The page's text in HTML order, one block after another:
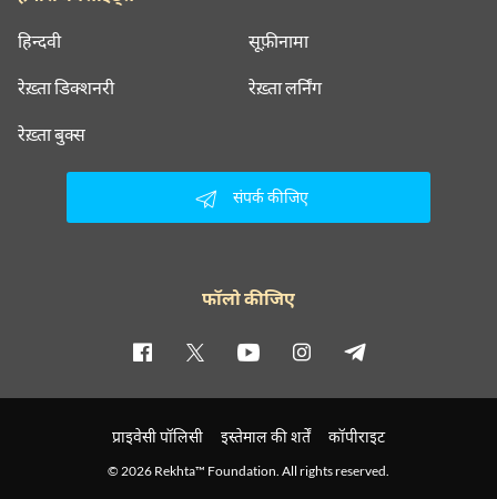
हिन्दवी सूफ़ीनामा
रेख़्ता डिक्शनरी रेख़्ता लर्निंग
रेख़्ता बुक्स
संपर्क कीजिए
फॉलो कीजिए
प्राइवेसी पॉलिसी इस्तेमाल की शर्तें कॉपीराइट
© 2026 Rekhta™ Foundation. All rights reserved.